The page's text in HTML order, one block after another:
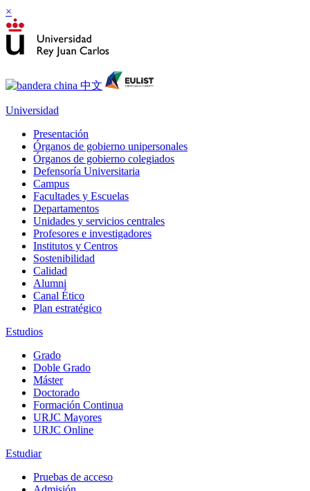
×
Universidad
Presentación
Órganos de gobierno unipersonales
Órganos de gobierno colegiados
Defensoría Universitaria
Campus
Facultades y Escuelas
Departamentos
Unidades y servicios centrales
Profesores e investigadores
Institutos y Centros
Sostenibilidad
Calidad
Alumni
Canal Ético
Plan estratégico
Estudios
Grado
Doble Grado
Máster
Doctorado
Formación Continua
URJC Mayores
URJC Online
Estudiar
Pruebas de acceso